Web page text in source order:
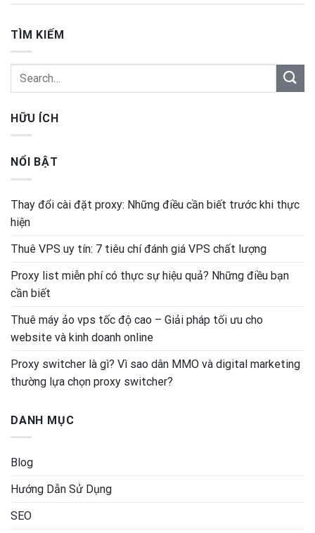
TÌM KIẾM
HỮU ÍCH
NỔI BẬT
Thay đổi cài đặt proxy: Những điều cần biết trước khi thực
hiện
Thuê VPS uy tín: 7 tiêu chí đánh giá VPS chất lượng
Proxy list miễn phí có thực sự hiệu quả? Những điều bạn
cần biết
Thuê máy ảo vps tốc độ cao – Giải pháp tối ưu cho
website và kinh doanh online
Proxy switcher là gì? Vì sao dân MMO và digital marketing
thường lựa chọn proxy switcher?
DANH MỤC
Blog
Hướng Dẫn Sử Dụng
SEO